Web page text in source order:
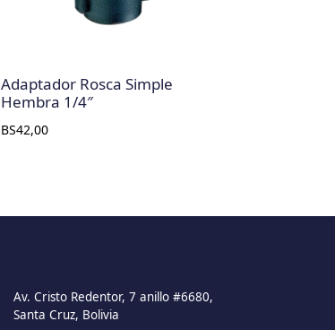
Adaptador Rosca Simple
Hembra 1/4″
BS42,00
Av. Cristo Redentor, 7 anillo #6680,
Santa Cruz, Bolivia